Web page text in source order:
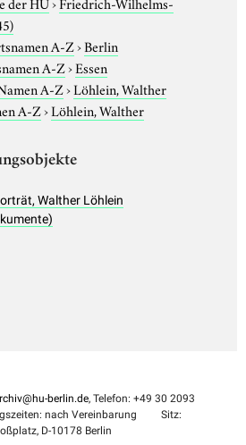
A-Z›Berlin
A-Z›Essen
A-Z›Löhlein, Walther
A-Z›Löhlein, Walther
Walther Löhlein
berlin.de, Telefon: +49 30 2093
nach Vereinbarung
Sitz:
D-10178 Berlin